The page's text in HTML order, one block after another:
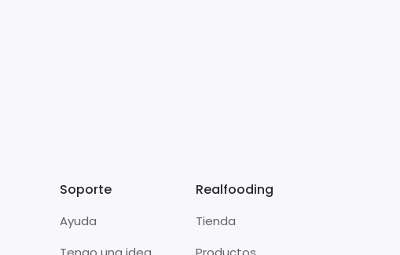
Soporte
Ayuda
Realfooding
Tienda